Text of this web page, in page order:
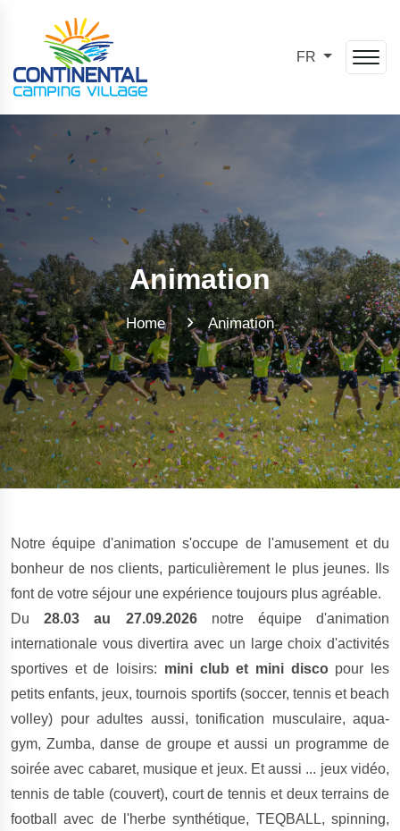
FR
Animation
Home Animation
Notre équipe d'animation s'occupe de l'amusement et du
bonheur de nos clients, particulièrement le plus jeunes. Ils
font de votre séjour une expérience toujours plus agréable.
Du28.03 au 27.09.2026notre équipe d'animation
internationale vous divertira avec un large choix d'activités
sportives et de loisirs: mini club et mini discopour les
petits enfants, jeux, tournois sportifs (soccer, tennis et beach
volley) pour adultes aussi, tonification musculaire, aqua-
gym, Zumba, danse de groupe et aussi un programme de
soirée avec cabaret, musique et jeux. Et aussi ... jeux vidéo,
tennis de table (couvert), court de tennis et deux terrains de
football avec de l'herbe synthétique, TEQBALL, spinning,